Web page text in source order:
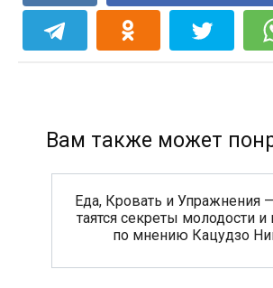
Вам также может
Еда, Кровать и Упражнения
таятся секреты молодости и
по мнению Кацудзо